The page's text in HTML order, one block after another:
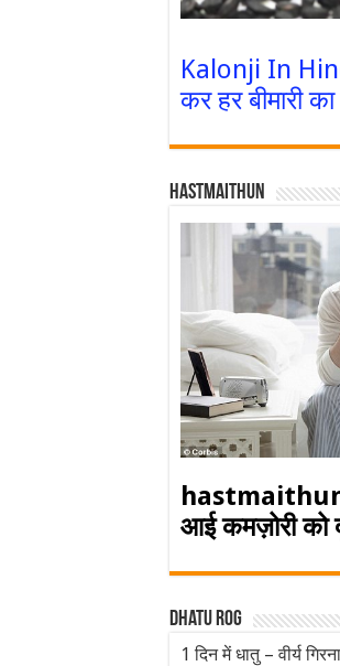
Kalonji In
कर हर बीमारी
Hastmaithun
आई कमज़ोरी को
Dhatu rog
1 दिन में धातु – वीर्य